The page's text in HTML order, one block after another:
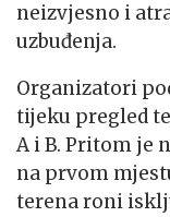
neizvjesno i
uzbuđenja.
Organizatori
tijeku pregled
A i B. Pritom je
na prvom
terena roni